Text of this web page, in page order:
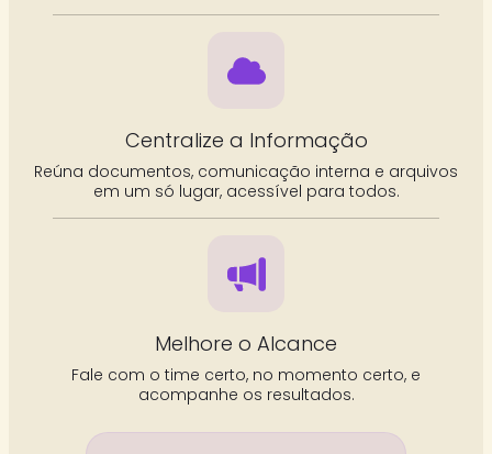
Centralize a Informação
Reúna documentos, comunicação interna e arquivos
em um só lugar, acessível para todos.
Melhore o Alcance
Fale com o time certo, no momento certo, e
acompanhe os resultados.